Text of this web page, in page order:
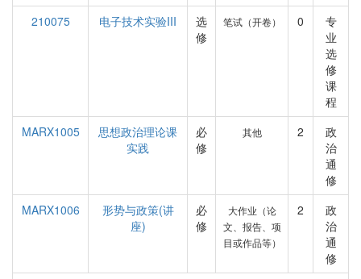
210075
电子技术实验III
选
修
笔试（开卷） 0
专
业
选
修
课
程
MARX1005
思想政治理论课
实践
必
修
其他 2
政
治
通
修
MARX1006
形势与政策(讲
座)
必
修
大作业（论
文、报告、项
目或作品等）
2
政
治
通
修